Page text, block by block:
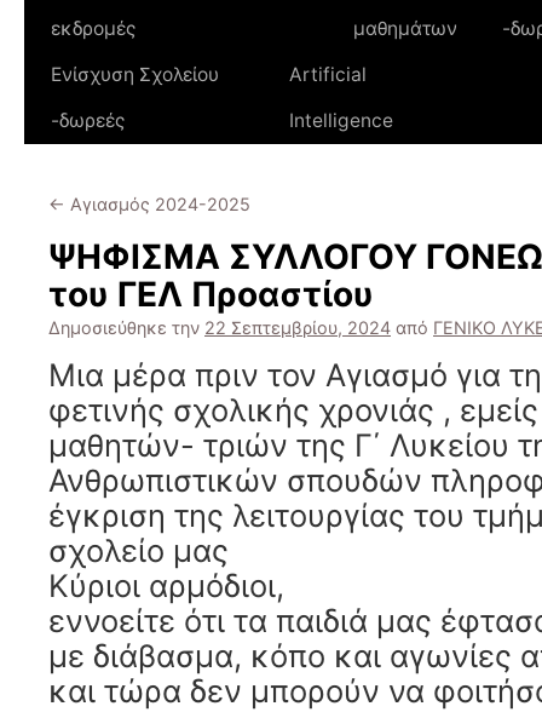
εκδρομές
μαθημάτων
-
Ενίσχυση Σχολείου
-δωρεές
Artificial
Intelligence
← Αγιασμός 2024-2025
ΨΗΦΙΣΜΑ ΣΥΛΛΟΓΟΥ
του ΓΕΛ Προαστίου
Δημοσιεύθηκε την 22 Σεπτεμβρίου, 2024 από ΓΕΝΙΚΟ
Μια μέρα πριν τον Αγιασμό για
φετινής σχολικής χρονιάς ,
μαθητών- τριών της Γ΄ Λυκείου
Ανθρωπιστικών σπουδών
έγκριση της λειτουργίας του
σχολείο μας
Κύριοι αρμόδιοι,
εννοείτε ότι τα παιδιά μας
με διάβασμα, κόπο και αγωνίες
και τώρα δεν μπορούν να